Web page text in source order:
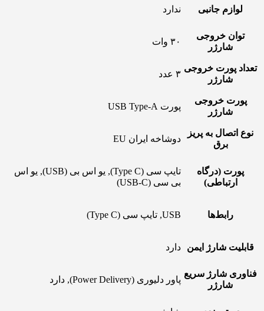
لوازم جانبی ندارد
توان خروجی
شارژر
۳۰ وات
تعداد پورت خروجی
شارژر
۳ عدد
پورت خروجی
شارژر
پورت USB Type-A
نوع اتصال به پریز
برق
دوشاخه ایران EU
پورت (درگاه
ارتباطی)
تایپ سی (Type C), یو اس بی (USB), یو اس
بی سی (USB-C)
رابط‌ها USB, تایپ سی (Type C)
قابلیت شارژ ایمن دارد
فناوری شارژ سریع
شارژر
پاور دلیوری (Power Delivery), دارد